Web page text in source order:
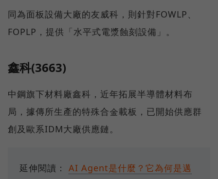
同為面板設備大廠的友威科，則針對FOWLP、
FOPLP，提供「水平式電漿蝕刻設備」。
鑫科(3663)
中鋼旗下材料廠鑫科，近年拓展半導體材料布
局，據傳所生產的特殊合金載板，已開始供應群
創及歐系IDM大廠供應鏈。
延伸閱讀： AI Agent是什麼？它為何是邁